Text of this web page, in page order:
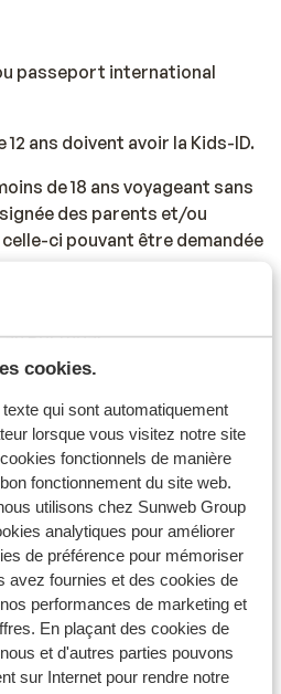
cookies.
qui sont automatiquement
lorsque vous visitez notre site
fonctionnels de manière
fonctionnement du site web.
utilisons chez Sunweb Group
analytiques pour améliorer
de préférence pour mémoriser
avez fournies et des cookies de
performances de marketing et
En plaçant des cookies de
et d'autres parties pouvons
sur Internet pour rendre notre
passeport international
ans doivent avoir la Kids-ID.
de 18 ans voyageant sans
des parents et/ou
ci pouvant être demandée
doivent être valides pour
Portugal.
belge, nous vous
l'ambassade ou le consulat.
de documents de
relève de votre
au moins une personne